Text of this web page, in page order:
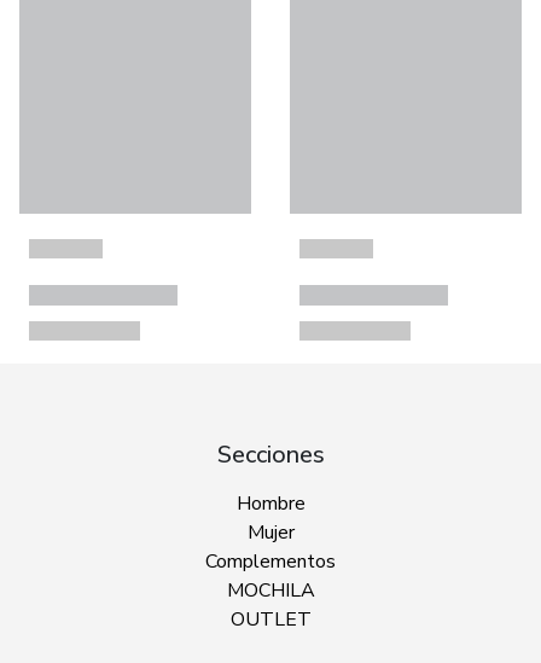
Secciones
Hombre
Mujer
Complementos
MOCHILA
OUTLET